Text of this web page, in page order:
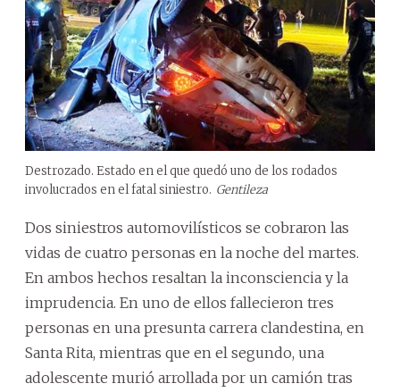
Destrozado. Estado en el que quedó uno de los rodados
involucrados en el fatal siniestro. Gentileza
Dos siniestros automovilísticos se cobraron las
vidas de cuatro personas en la noche del martes.
En ambos hechos resaltan la inconsciencia y la
imprudencia. En uno de ellos fallecieron tres
personas en una presunta carrera clandestina, en
Santa Rita, mientras que en el segundo, una
adolescente murió arrollada por un camión tras